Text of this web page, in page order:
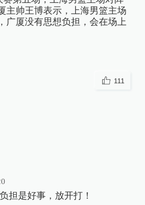
主帅王博表示，上海男篮主场
广厦没有思想负担，会在场上
111
担是好事，放开打！